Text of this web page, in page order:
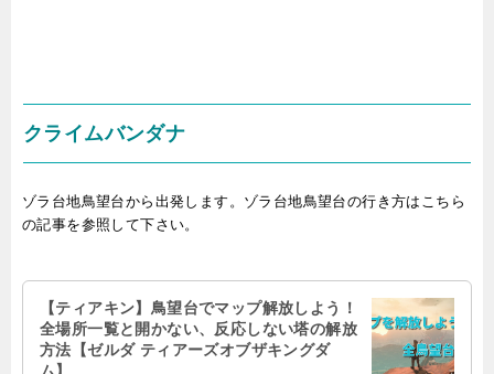
クライムバンダナ
ゾラ台地鳥望台から出発します。ゾラ台地鳥望台の行き方はこちら
の記事を参照して下さい。
【ティアキン】鳥望台でマップ解放しよう！
全場所一覧と開かない、反応しない塔の解放
方法【ゼルダ ティアーズオブザキングダ